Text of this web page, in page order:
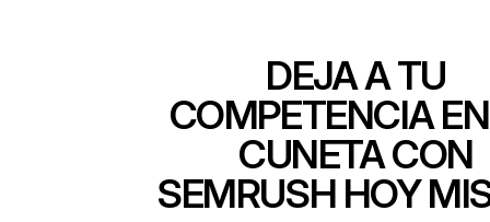
DEJA A TU
COMPETENCIA
CUNETA CON
SEMRUSH HOY